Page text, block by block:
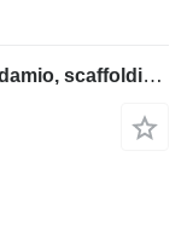
Plettac Distribution Schele, skele, andamio, scaffolding, pastoliai, tellingud